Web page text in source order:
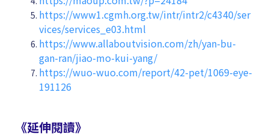
https://www1.cgmh.org.tw/intr/intr2/c4340/ser
vices/services_e03.html
https://www.allaboutvision.com/zh/yan-bu-
gan-ran/jiao-mo-kui-yang/
https://wuo-wuo.com/report/42-pet/1069-eye-
191126
《延伸閱讀》